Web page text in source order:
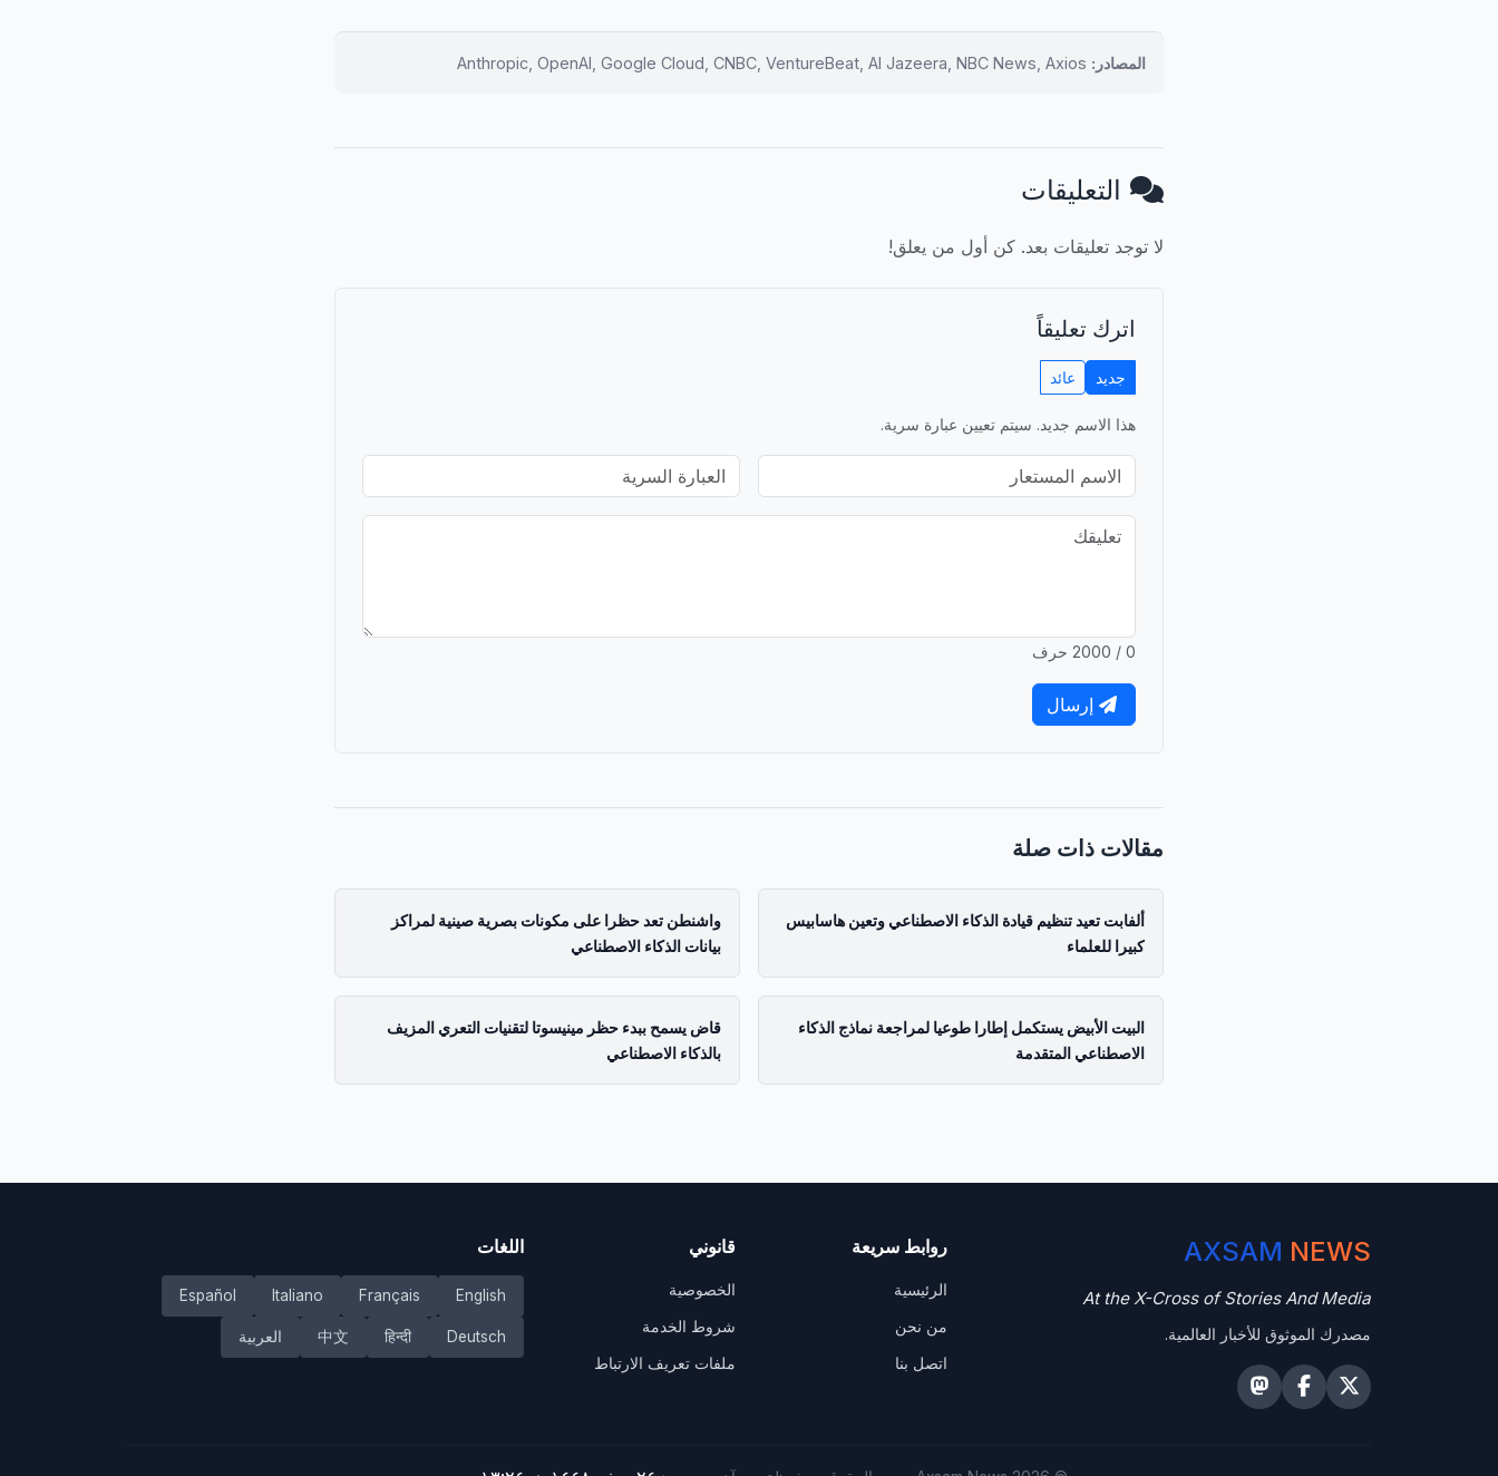
المصادر:
التعليقات
لا توجد تعليقات بعد. كن أول من يعلق!
اترك تعليقاً
جديد عائد
هذا الاسم جديد. سيتم تعيين عبارة سرية.
0 / 2000 حرف
إرسال
مقالات ذات صلة
ألفابت تعيد تنظيم قيادة الذكاء الاصطناعي وتعين هاسابيس
كبيرا للعلماء
واشنطن تعد حظرا على مكونات بصرية صينية لمراكز
بيانات الذكاء الاصطناعي
البيت الأبيض يستكمل إطارا طوعيا لمراجعة نماذج الذكاء
الاصطناعي المتقدمة
قاض يسمح ببدء حظر مينيسوتا لتقنيات التعري المزيف
بالذكاء الاصطناعي
AXSAM NEWS
At the X-Cross of Stories And Media
مصدرك الموثوق للأخبار العالمية.
روابط سريعة
الرئيسية
من نحن
اتصل بنا
قانوني
الخصوصية
شروط الخدمة
ملفات تعريف الارتباط
اللغات
English
Français
Italiano
Español
Deutsch
हिन्दी
中文 العربية